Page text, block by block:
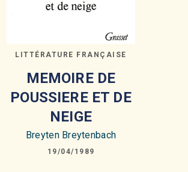
LITTÉRATURE FRANÇAISE
MEMOIRE DE
POUSSIERE ET DE
NEIGE
Breyten Breytenbach
19/04/1989